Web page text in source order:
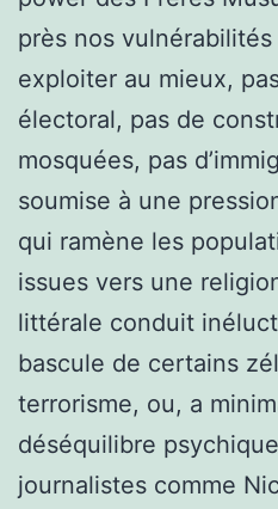
près nos
exploiter au mieux,
électoral, pas de
mosquées, pas
soumise à une
qui ramène les
issues vers une
littérale conduit
bascule de certains
terrorisme, ou, a
déséquilibre
journalistes comme